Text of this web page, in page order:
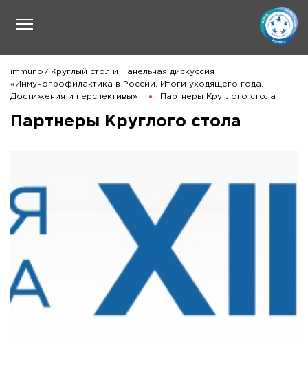
immuno7 Круглый стол и Панельная дискуссия
«Иммунопрофилактика в России. Итоги уходящего года.
Достижения и перспективы»
Партнеры Круглого стола
Партнеры Круглого стола